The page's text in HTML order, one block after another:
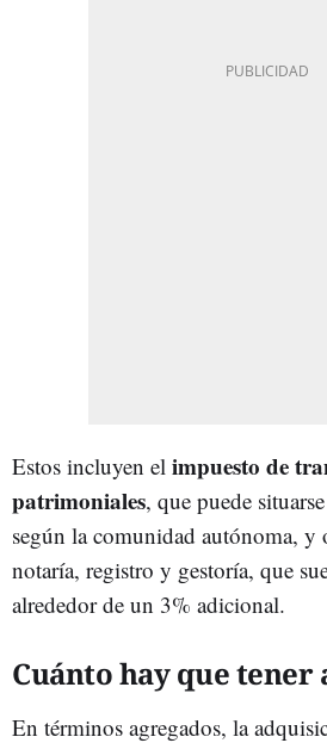
Estos incluyen el impuesto de
patrimoniales, que puede
según la comunidad autónoma, y
notaría, registro y gestoría, que
alrededor de un 3% adicional.
Cuánto hay que
En términos agregados, la